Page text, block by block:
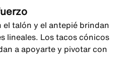
el talón y el antepié brindan
lineales. Los tacos cónicos
a apoyarte y pivotar con